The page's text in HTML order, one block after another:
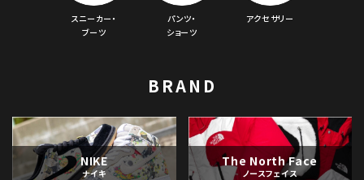
スニーカー・
ブーツ
パンツ・
ショーツ
アクセサリー
BRAND
NIKE
ナイキ
The North Face
ノースフェイス